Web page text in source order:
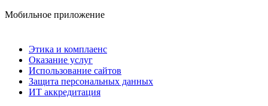
Мобильное приложение
Этика и комплаенс
Оказание услуг
Использование сайтов
Защита персональных данных
ИТ аккредитация